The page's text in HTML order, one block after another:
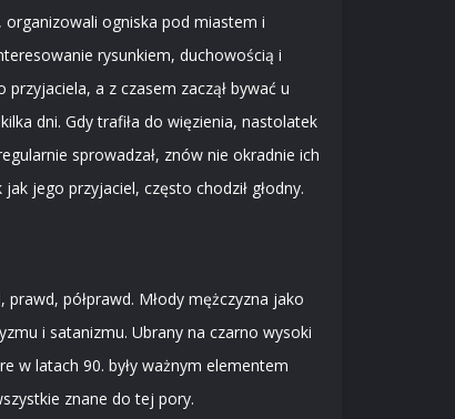
organizowali ogniska pod miastem i
rysunkiem, duchowością i
a z czasem zaczął bywać u
dni. Gdy trafiła do więzienia, nastolatek
sprowadzał, znów nie okradnie ich
jego przyjaciel, często chodził głodny.
półprawd. Młody mężczyzna jako
i satanizmu. Ubrany na czarno wysoki
w latach 90. były ważnym elementem
znane do tej pory.